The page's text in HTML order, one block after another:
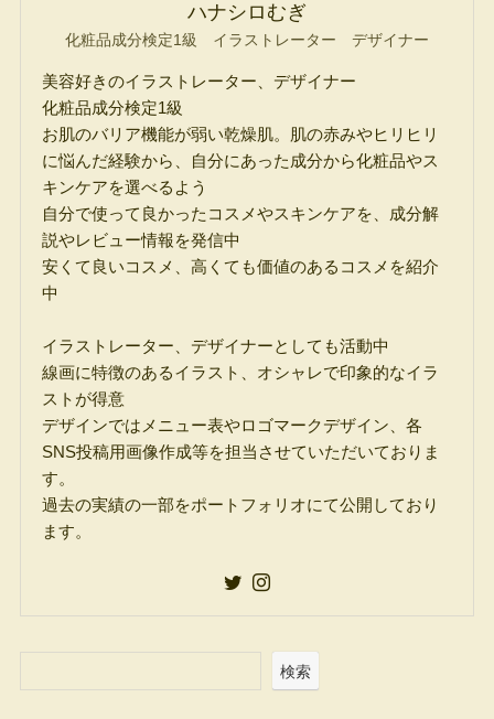
ハナシロむぎ
化粧品成分検定1級 イラストレーター デザイナー
美容好きのイラストレーター、デザイナー
化粧品成分検定1級
お肌のバリア機能が弱い乾燥肌。肌の赤みやヒリヒリ
に悩んだ経験から、自分にあった成分から化粧品やス
キンケアを選べるよう
自分で使って良かったコスメやスキンケアを、成分解
説やレビュー情報を発信中
安くて良いコスメ、高くても価値のあるコスメを紹介
中
イラストレーター、デザイナーとしても活動中
線画に特徴のあるイラスト、オシャレで印象的なイラ
ストが得意
デザインではメニュー表やロゴマークデザイン、各
SNS投稿用画像作成等を担当させていただいておりま
す。
過去の実績の一部をポートフォリオにて公開しており
ます。
検索